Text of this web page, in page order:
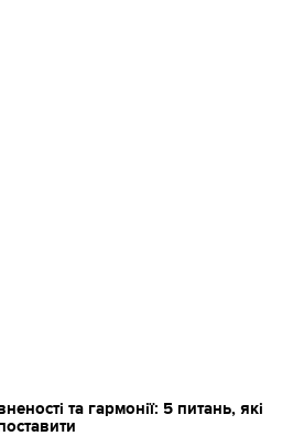
та гармонії: 5 питань, які